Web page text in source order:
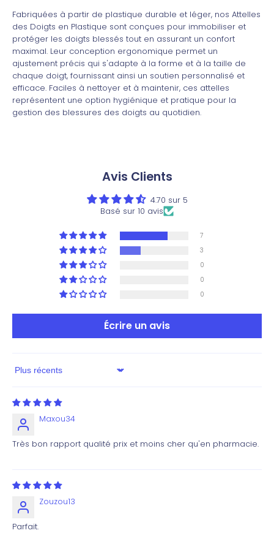
Fabriquées à partir de plastique durable et léger, nos Attelles
des Doigts en Plastique sont conçues pour immobiliser et
protéger les doigts blessés tout en assurant un confort
maximal. Leur conception ergonomique permet un
ajustement précis qui s'adapte à la forme et à la taille de
chaque doigt, fournissant ainsi un soutien personnalisé et
efficace. Faciles à nettoyer et à maintenir, ces attelles
représentent une option hygiénique et pratique pour la
gestion des blessures des doigts au quotidien.
Avis Clients
4.70 sur 5
Basé sur 10 avis
7
3
0
0
0
Écrire un avis
Sort by
Maxou34
Très bon rapport qualité prix et moins cher qu'en pharmacie.
Zouzou13
Parfait.